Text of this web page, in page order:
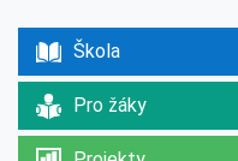
Škola
Pro žáky